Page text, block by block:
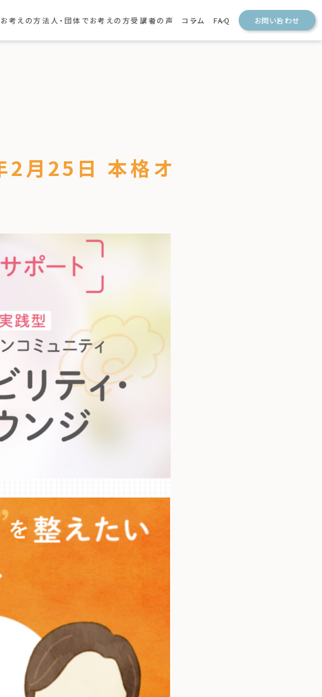
スド・
育成講座
考えの方法人・団体でお考えの方受講者の声
メンターの声
コラム
ナレッジ
FAQ
保護者の方からのご質問
お問い合わせ
2月25日 本格オ